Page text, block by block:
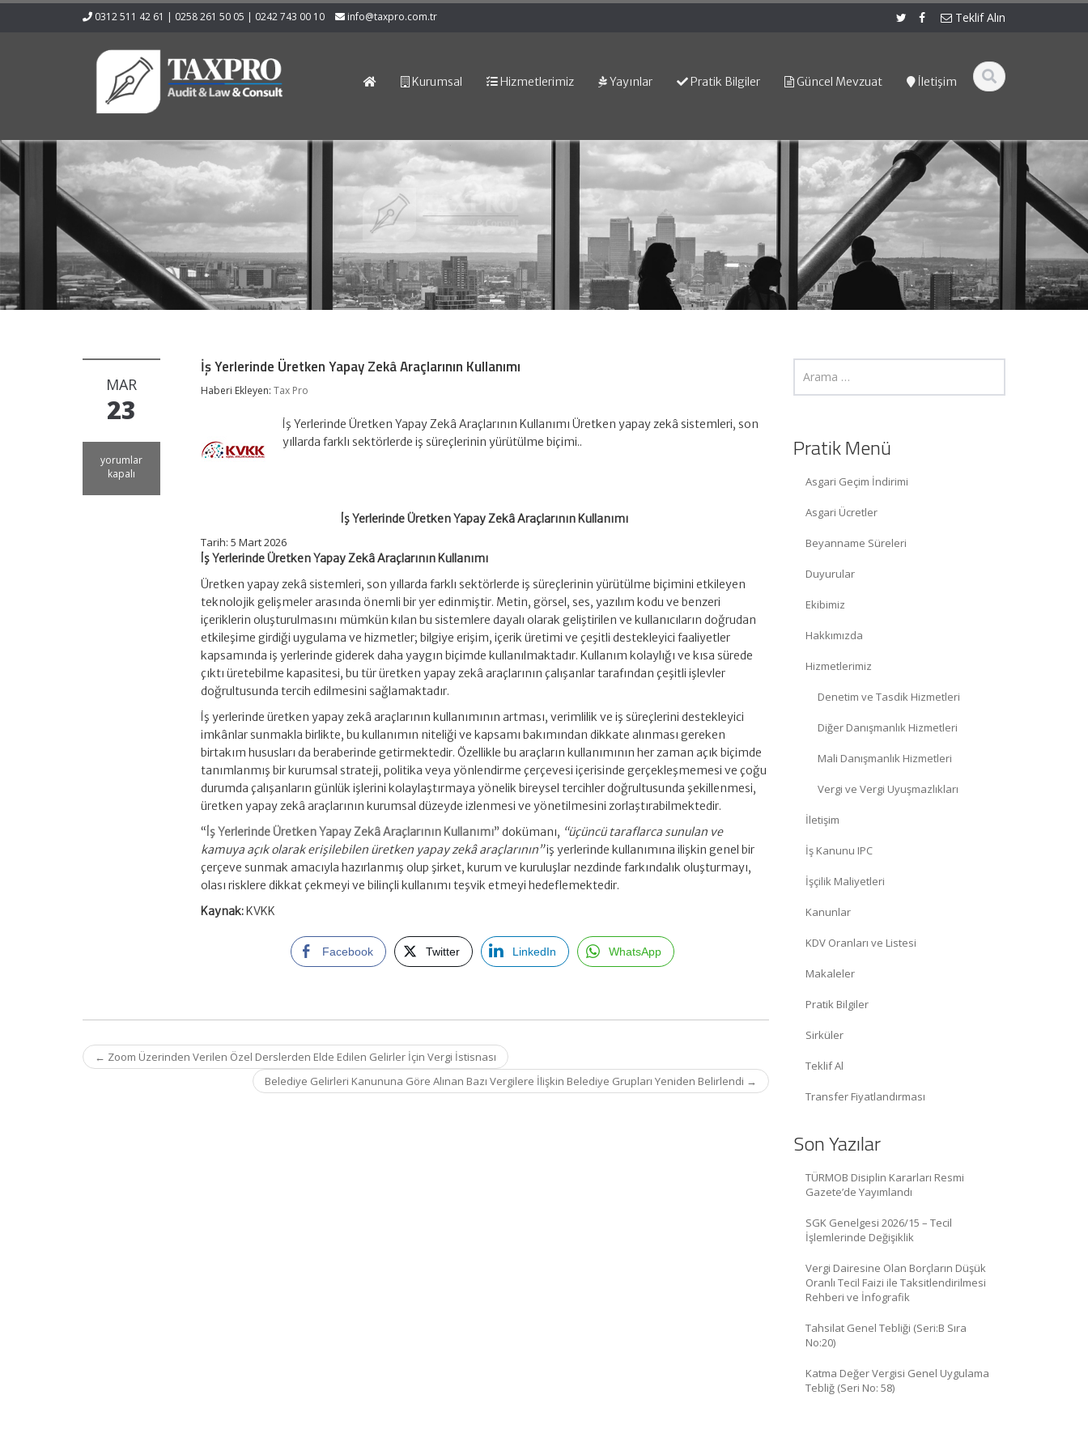
0312 511 42 61 | 0258 261 50 05 | 0242 743 00 10 info@taxpro.com.tr Teklif Alın
Kurumsal Hizmetlerimiz Yayınlar Pratik Bilgiler Güncel Mevzuat İletişim
MAR
23
İş
Yerlerinde
yorumlar
kapalı
İş Yerlerinde Üretken Yapay Zekâ Araçlarının Kullanımı
Haberi Ekleyen:Tax Pro
İş Yerlerinde Üretken Yapay Zekâ Araçlarının Kullanımı Üretken yapay zekâ sistemleri, son
yıllarda farklı sektörlerde iş süreçlerinin yürütülme biçimi..
İş Yerlerinde Üretken Yapay Zekâ Araçlarının Kullanımı
Tarih:5 Mart 2026
İş Yerlerinde Üretken Yapay Zekâ Araçlarının Kullanımı
Üretken yapay zekâ sistemleri, son yıllarda farklı sektörlerde iş süreçlerinin yürütülme biçimini etkileyen
teknolojik gelişmeler arasında önemli bir yer edinmiştir. Metin, görsel, ses, yazılım kodu ve benzeri
içeriklerin oluşturulmasını mümkün kılan bu sistemlere dayalı olarak geliştirilen ve kullanıcıların doğrudan
etkileşime girdiği uygulama ve hizmetler; bilgiye erişim, içerik üretimi ve çeşitli destekleyici faaliyetler
kapsamında iş yerlerinde giderek daha yaygın biçimde kullanılmaktadır. Kullanım kolaylığı ve kısa sürede
çıktı üretebilme kapasitesi, bu tür üretken yapay zekâ araçlarının çalışanlar tarafından çeşitli işlevler
doğrultusunda tercih edilmesini sağlamaktadır.
İş yerlerinde üretken yapay zekâ araçlarının kullanımının artması, verimlilik ve iş süreçlerini destekleyici
imkânlar sunmakla birlikte, bu kullanımın niteliği ve kapsamı bakımından dikkate alınması gereken
birtakım hususları da beraberinde getirmektedir. Özellikle bu araçların kullanımının her zaman açık biçimde
tanımlanmış bir kurumsal strateji, politika veya yönlendirme çerçevesi içerisinde gerçekleşmemesi ve çoğu
durumda çalışanların günlük işlerini kolaylaştırmaya yönelik bireysel tercihler doğrultusunda şekillenmesi,
üretken yapay zekâ araçlarının kurumsal düzeyde izlenmesi ve yönetilmesini zorlaştırabilmektedir.
“ İş Yerlerinde Üretken Yapay Zekâ Araçlarının Kullanımı” dokümanı, “üçüncü taraflarca sunulan ve
kamuya açık olarak erişilebilen üretken yapay zekâ araçlarının”iş yerlerinde kullanımına ilişkin genel bir
çerçeve sunmak amacıyla hazırlanmış olup şirket, kurum ve kuruluşlar nezdinde farkındalık oluşturmayı,
olası risklere dikkat çekmeyi ve bilinçli kullanımı teşvik etmeyi hedeflemektedir.
Kaynak: KVKK
Facebook Twitter LinkedIn WhatsApp
Post
navigation
← Zoom Üzerinden Verilen Özel Derslerden Elde Edilen Gelirler İçin Vergi İstisnası
Belediye Gelirleri Kanununa Göre Alınan Bazı Vergilere İlişkin Belediye Grupları Yeniden Belirlendi →
Pratik Menü
Asgari Geçim İndirimi
Asgari Ücretler
Beyanname Süreleri
Duyurular
Ekibimiz
Hakkımızda
Hizmetlerimiz
Denetim ve Tasdik Hizmetleri
Diğer Danışmanlık Hizmetleri
Mali Danışmanlık Hizmetleri
Vergi ve Vergi Uyuşmazlıkları
İletişim
İş Kanunu IPC
İşçilik Maliyetleri
Kanunlar
KDV Oranları ve Listesi
Makaleler
Pratik Bilgiler
Sirküler
Teklif Al
Transfer Fiyatlandırması
Son Yazılar
TÜRMOB Disiplin Kararları Resmi
Gazete’de Yayımlandı
SGK Genelgesi 2026/15 – Tecil
İşlemlerinde Değişiklik
Vergi Dairesine Olan Borçların Düşük
Oranlı Tecil Faizi ile Taksitlendirilmesi
Rehberi ve İnfografik
Tahsilat Genel Tebliği (Seri:B Sıra
No:20)
Katma Değer Vergisi Genel Uygulama
Tebliğ (Seri No: 58)